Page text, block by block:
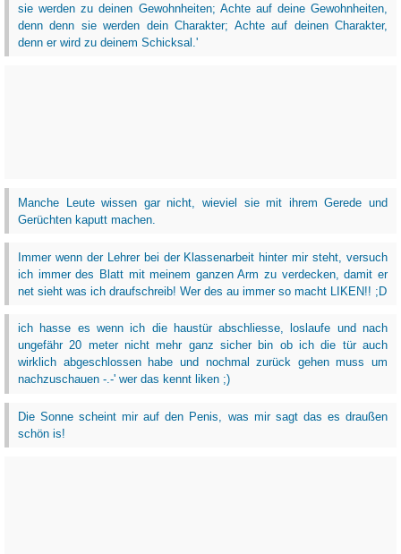
sie werden zu deinen Gewohnheiten; Achte auf deine Gewohnheiten,
denn denn sie werden dein Charakter; Achte auf deinen Charakter,
denn er wird zu deinem Schicksal.'
Manche Leute wissen gar nicht, wieviel sie mit ihrem Gerede und
Gerüchten kaputt machen.
Immer wenn der Lehrer bei der Klassenarbeit hinter mir steht, versuch
ich immer des Blatt mit meinem ganzen Arm zu verdecken, damit er
net sieht was ich draufschreib! Wer des au immer so macht LIKEN!! ;D
ich hasse es wenn ich die haustür abschliesse, loslaufe und nach
ungefähr 20 meter nicht mehr ganz sicher bin ob ich die tür auch
wirklich abgeschlossen habe und nochmal zurück gehen muss um
nachzuschauen -.-' wer das kennt liken ;)
Die Sonne scheint mir auf den Penis, was mir sagt das es draußen
schön is!